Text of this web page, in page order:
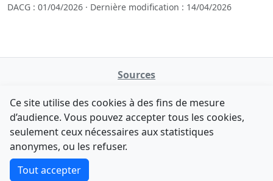
DACG : 01/04/2026 · Dernière modification : 14/04/2026
Sources
data.gouv.fr
Legifrance - API
Contact
F-Droid·App Store
Comment avez-vous découvert NATINFo ?
Une courte réponse suffit (500 caractères max).
Ce site utilise des cookies à des fins de mesure
d’audience. Vous pouvez accepter tous les cookies,
seulement ceux nécessaires aux statistiques
anonymes, ou les refuser.
Tout accepter